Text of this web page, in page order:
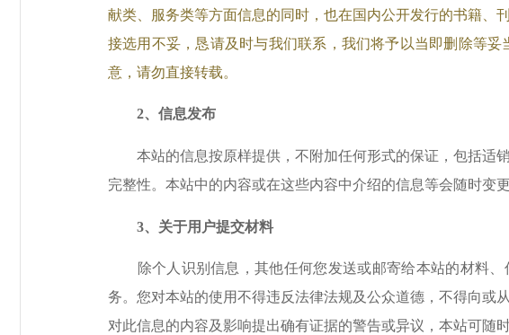
献类、服务类等方面信息的同时，也在国内公开发行的书籍、
接选用不妥，恳请及时与我们联系，我们将予以当即删除等
意，请勿直接转载。
2、信息发布
本站的信息按原样提供，不附加任何形式的保证，包括适
完整性。本站中的内容或在这些内容中介绍的信息等会随时变
3、关于用户提交材料
除个人识别信息，其他任何您发送或邮寄给本站的材料、
务。您对本站的使用不得违反法律法规及公众道德，不得向或
对此信息的内容及影响提出确有证据的警告或异议，本站可随